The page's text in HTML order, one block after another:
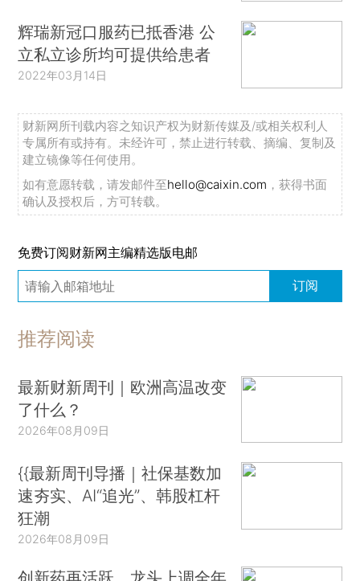
辉瑞新冠口服药已抵香港 公
立私立诊所均可提供给患者
2022年03月14日
财新网所刊载内容之知识产权为财新传媒及/或相关权利人
专属所有或持有。未经许可，禁止进行转载、摘编、复制及
建立镜像等任何使用。
如有意愿转载，请发邮件至hello@caixin.com ，获得书面
确认及授权后，方可转载。
免费订阅财新网主编精选版电邮
订阅
推荐阅读
最新财新周刊｜欧洲高温改变
了什么？
2026年08月09日
{{最新周刊导播｜社保基数加
速夯实、AI“追光”、韩股杠杆
狂潮
2026年08月09日